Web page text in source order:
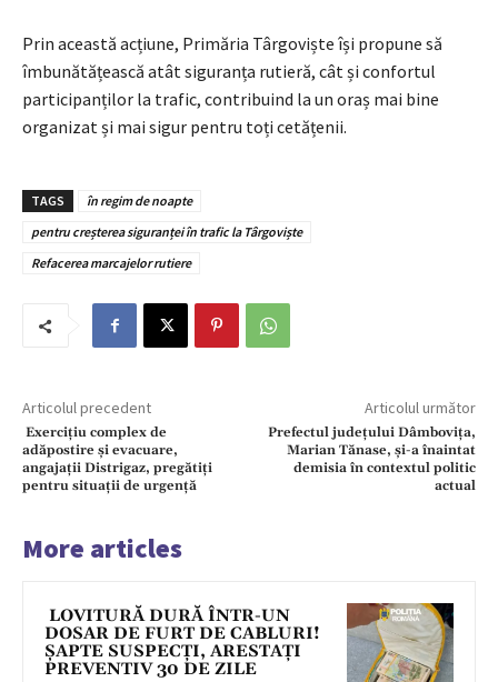
Prin această acțiune, Primăria Târgoviște își propune să
îmbunătățească atât siguranța rutieră, cât și confortul
participanților la trafic, contribuind la un oraș mai bine
organizat și mai sigur pentru toți cetățenii.
TAGS
în regim de noapte
pentru creșterea siguranței în trafic la Târgoviște
Refacerea marcajelor rutiere
Articolul precedent
Exercițiu complex de
adăpostire și evacuare,
angajații Distrigaz, pregătiți
pentru situații de urgență
Articolul următor
Prefectul județului Dâmbovița,
Marian Tănase, și-a înaintat
demisia în contextul politic
actual
More articles
LOVITURĂ DURĂ ÎNTR-UN
DOSAR DE FURT DE CABLURI!
ȘAPTE SUSPECȚI, ARESTAȚI
PREVENTIV 30 DE ZILE